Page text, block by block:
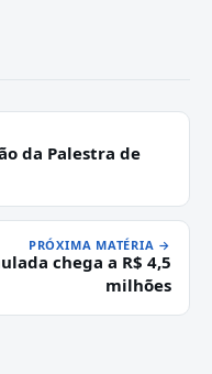
da Palestra de
PRÓXIMA MATÉRIA →
chega a R$ 4,5
milhões